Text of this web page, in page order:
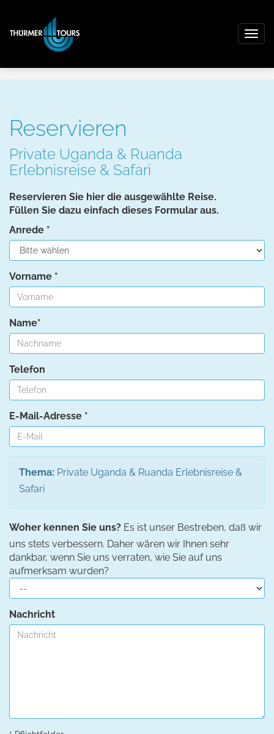
Reservieren
Private Uganda & Ruanda
Erlebnisreise & Safari
Reservieren Sie hier die ausgewählte Reise.
Füllen Sie dazu einfach dieses Formular aus.
Anrede *
Vorname *
Name*
Telefon
E-Mail-Adresse *
Thema: Private Uganda & Ruanda Erlebnisreise &
Safari
Woher kennen Sie uns? Es ist unser Bestreben, daß wir
uns stets verbessern. Daher wären wir Ihnen sehr
dankbar, wenn Sie uns verraten, wie Sie auf uns
aufmerksam wurden?
Nachricht